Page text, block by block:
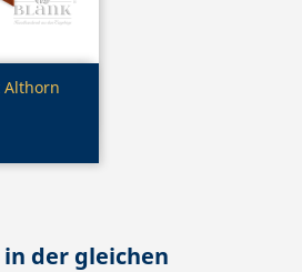
Althorn
der gleichen